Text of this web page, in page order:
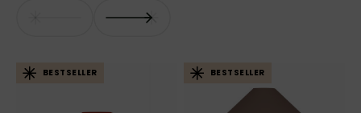
BESTSELLER BESTSELLER